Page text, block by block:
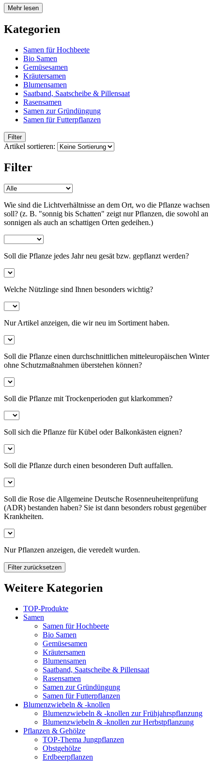
Mehr lesen
Kategorien
Samen für Hochbeete
Bio Samen
Gemüsesamen
Kräutersamen
Blumensamen
Saatband, Saatscheibe & Pillensaat
Rasensamen
Samen zur Gründüngung
Samen für Futterpflanzen
Filter
Artikel sortieren:
Filter
Wie sind die Lichtverhältnisse an dem Ort, wo die Pflanze wachsen
soll? (z. B. "sonnig bis Schatten" zeigt nur Pflanzen, die sowohl an
sonnigen als auch an schattigen Orten gedeihen.)
Soll die Pflanze jedes Jahr neu gesät bzw. gepflanzt werden?
Welche Nützlinge sind Ihnen besonders wichtig?
Nur Artikel anzeigen, die wir neu im Sortiment haben.
Soll die Pflanze einen durchschnittlichen mitteleuropäischen Winter
ohne Schutzmaßnahmen überstehen können?
Soll die Pflanze mit Trockenperioden gut klarkommen?
Soll sich die Pflanze für Kübel oder Balkonkästen eignen?
Soll die Pflanze durch einen besonderen Duft auffallen.
Soll die Rose die Allgemeine Deutsche Rosenneuheitenprüfung
(ADR) bestanden haben? Sie ist dann besonders robust gegenüber
Krankheiten.
Nur Pflanzen anzeigen, die veredelt wurden.
Filter zurücksetzen
Weitere Kategorien
TOP-Produkte
Samen
Samen für Hochbeete
Bio Samen
Gemüsesamen
Kräutersamen
Blumensamen
Saatband, Saatscheibe & Pillensaat
Rasensamen
Samen zur Gründüngung
Samen für Futterpflanzen
Blumenzwiebeln & -knollen
Blumenzwiebeln & -knollen zur Frühjahrspflanzung
Blumenzwiebeln & -knollen zur Herbstpflanzung
Pflanzen & Gehölze
TOP-Thema Jungpflanzen
Obstgehölze
Erdbeerpflanzen